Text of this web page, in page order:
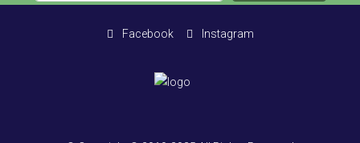
Facebook Instagram